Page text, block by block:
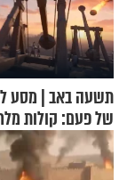
תשעה באב | מסע
של פעם: קולות
הזיתים